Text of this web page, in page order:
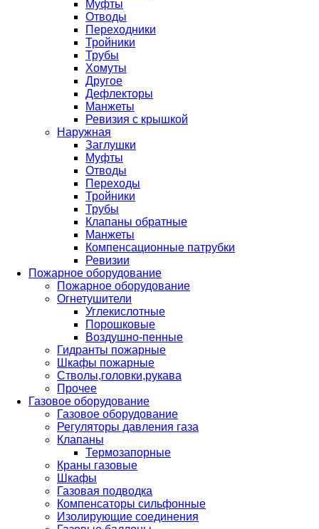
Муфты
Отводы
Переходники
Тройники
Трубы
Хомуты
Другое
Дефлекторы
Манжеты
Ревизия с крышкой
Наружная
Заглушки
Муфты
Отводы
Переходы
Тройники
Трубы
Клапаны обратные
Манжеты
Компенсационные патрубки
Ревизии
Пожарное оборудование
Пожарное оборудование
Огнетушители
Углекислотные
Порошковые
Воздушно-пенные
Гидранты пожарные
Шкафы пожарные
Стволы,головки,рукава
Прочее
Газовое оборудование
Газовое оборудование
Регуляторы давления газа
Клапаны
Термозапорные
Краны газовые
Шкафы
Газовая подводка
Компенсаторы сильфонные
Изолирующие соединения